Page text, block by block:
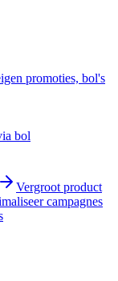
promoties, bol's
bol
Vergroot product
campagnes